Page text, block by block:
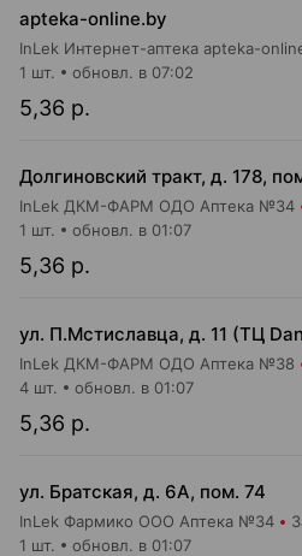
apteka-online.by
InLek Интернет-аптека apteka-
5,36 р.
1 шт. обновл. в 07:02
InLek ДКМ-ФАРМ ОДО Аптека №34
5,36 р.
1 шт. обновл. в 01:07
InLek ДКМ-ФАРМ ОДО Аптека №38
5,36 р.
4 шт. обновл. в 01:07
ул. Братская, д. 6А, пом. 74
InLek Фармико ООО Аптека №34
1 шт. обновл. в 01:07